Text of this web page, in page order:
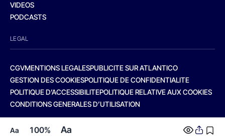
Aa 100% Aa
VIDEOS
PODCASTS
LEGAL
CGVMENTIONS LEGALESPUBLICITE SUR ATLANTICO
GESTION DES COOKIESPOLITIQUE DE CONFIDENTIALITE
POLITIQUE D’ACCESSIBILITEPOLITIQUE RELATIVE AUX COOKIES
CONDITIONS GENERALES D’UTILISATION